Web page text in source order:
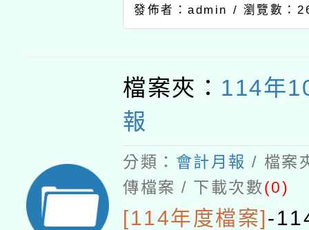
發佈者：admin / 瀏覽數：
檔案夾： 114年
報
分類： 會計月報 / 檔案
傳檔案 / 下載次數(0)
[114年度檔案]-